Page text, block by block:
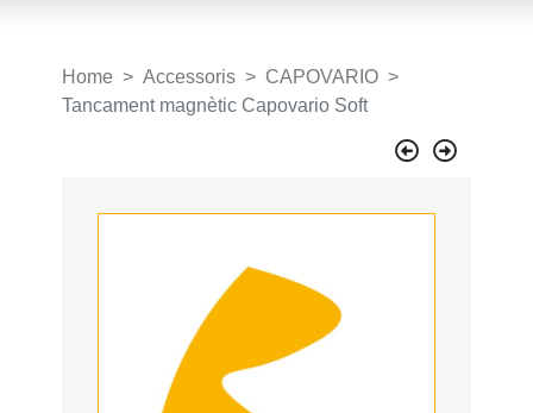
Home Accessoris
CAPOVARIO
Tancament magnètic Capovario Soft